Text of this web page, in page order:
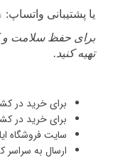
یا پشتیبانی واتساپ: ۰۹۰۵۷۲۸۵۰۸۱
برای حفظ سلامت و
تهیه کنید.
برای خرید در
برای خرید در
سایت فروشگاه
ارسال به